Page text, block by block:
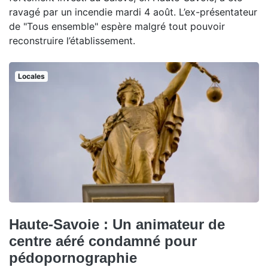
ravagé par un incendie mardi 4 août. L’ex-présentateur
de "Tous ensemble" espère malgré tout pouvoir
reconstruire l’établissement.
Locales
Haute-Savoie : Un animateur de
centre aéré condamné pour
pédopornographie